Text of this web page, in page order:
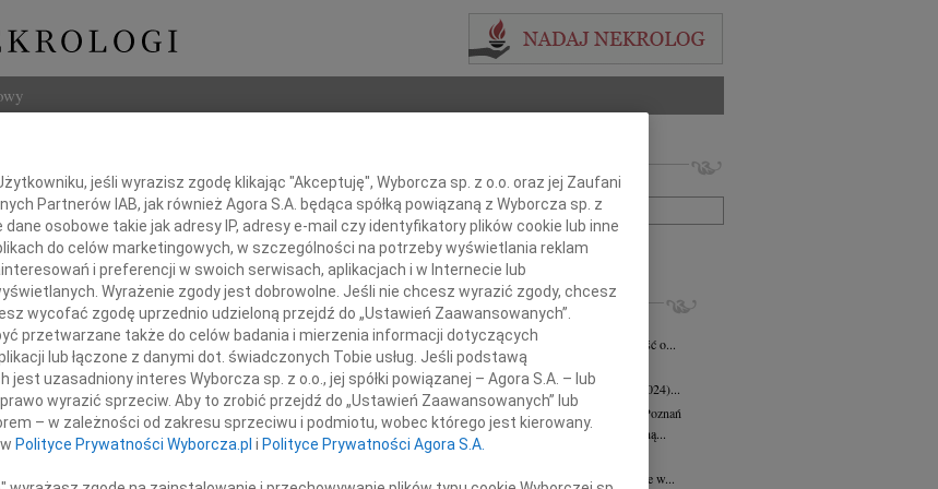
dobrych i złych chwilach.
Także teraz.
Imię i nazwisko lub numer ogłoszenia:
+ szukanie zaawansowane
INNE NEKROLOGI
Elżbieta Fikus 05.08.2026Poznań
Z głębokim smutkiem przyjęliśmy wiadomość o...
Alina Augustynowicz
Alina Augustynowicz z domu Hinz (1979-2024)...
Małgorzata Oleśkowicz-Popiel
Poznań
Z głębokim smutkiem żegnamy naszą wybitną...
Witold Szulc
Z głębokim żalem przyjęliśmy wiadomość, że w...
jeśli wyrazisz zgodę klikając "Akceptuję", Wyborcza sp. z o.o. oraz jej Zaufani
Partnerów IAB, jak również Agora S.A. będąca spółką powiązaną z Wyborcza sp. z
osobowe takie jak adresy IP, adresy e-mail czy identyfikatory plików cookie lub inne
do celów marketingowych, w szczególności na potrzeby wyświetlania reklam
i preferencji w swoich serwisach, aplikacjach i w Internecie lub
Wyrażenie zgody jest dobrowolne. Jeśli nie chcesz wyrazić zgody, chcesz
wycofać zgodę uprzednio udzieloną przejdź do „Ustawień Zaawansowanych”.
przetwarzane także do celów badania i mierzenia informacji dotyczących
lub łączone z danymi dot. świadczonych Tobie usług. Jeśli podstawą
uzasadniony interes Wyborcza sp. z o.o., jej spółki powiązanej – Agora S.A. – lub
wyrazić sprzeciw. Aby to zrobić przejdź do „Ustawień Zaawansowanych” lub
– w zależności od zakresu sprzeciwu i podmiotu, wobec którego jest kierowany.
Polityce Prywatności Wyborcza.pl i Polityce Prywatności Agora S.A.